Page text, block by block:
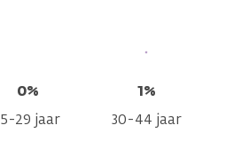
0%
29 jaar
1%
30-44 jaar